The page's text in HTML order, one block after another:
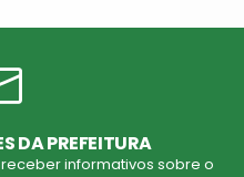
DA PREFEITURA
informativos sobre o